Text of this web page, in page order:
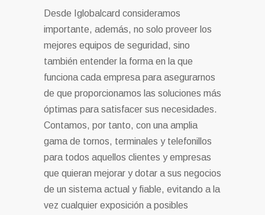
Desde Iglobalcard consideramos
importante, además, no solo proveer los
mejores equipos de seguridad, sino
también entender la forma en la que
funciona cada empresa para asegurarnos
de que proporcionamos las soluciones más
óptimas para satisfacer sus necesidades.
Contamos, por tanto, con una amplia
gama de tornos, terminales y telefonillos
para todos aquellos clientes y empresas
que quieran mejorar y dotar a sus negocios
de un sistema actual y fiable, evitando a la
vez cualquier exposición a posibles